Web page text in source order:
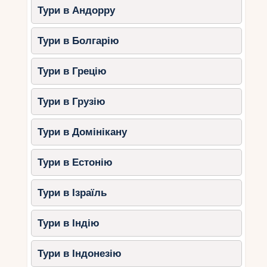
забарвлюється у яскраві кольори, а кількість
туристів помітно зменшується.
Задарма
Задар восени приваблює своєю архітектурою,
гарними заходами сонця та унікальною
морською органною інсталяцією. Погода
залишається теплою, що робить прогулянки
особливо приємними.
Чим зайнятися в Хорватії
восени?
Пляжний відпочинок
залишається теплою, а на пляжах
набагато менше туристів.
Екскурсії та історичні прогулянки–
осінній клімат дозволяє комфортно
Тури в Андорру
Тури в Болгарію
Тури в Грецію
Тури в Грузію
Тури в Домінікану
Тури в Естонію
Тури в Ізраїль
Тури в Індію
Тури в Індонезію